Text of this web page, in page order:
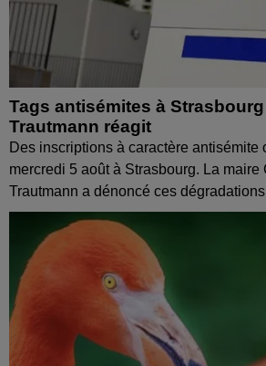
Tags antisémites à
Trautmann réagit
Des inscriptions à caractère antisémite
mercredi 5 août à Strasbourg. La maire
Trautmann a dénoncé ces